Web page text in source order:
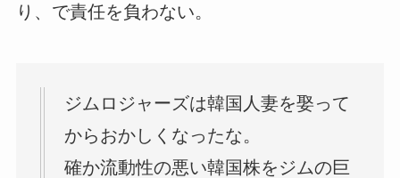
り、で責任を負わない。
ジムロジャーズは韓国人妻を娶って
からおかしくなったな。
確か流動性の悪い韓国株をジムの巨